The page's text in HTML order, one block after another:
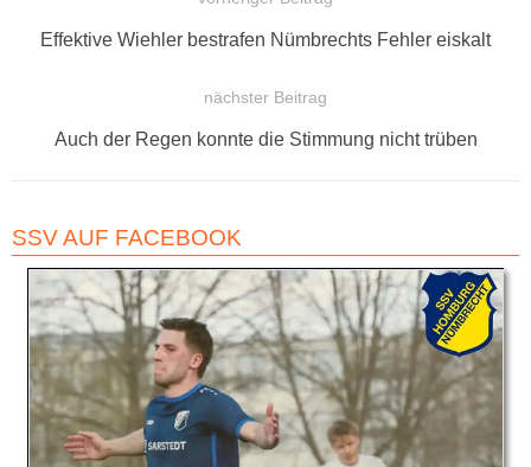
Vorheriger
Effektive Wiehler bestrafen Nümbrechts Fehler eiskalt
nächster Beitrag
Nächster
Auch der Regen konnte die Stimmung nicht trüben
SSV AUF FACEBOOK